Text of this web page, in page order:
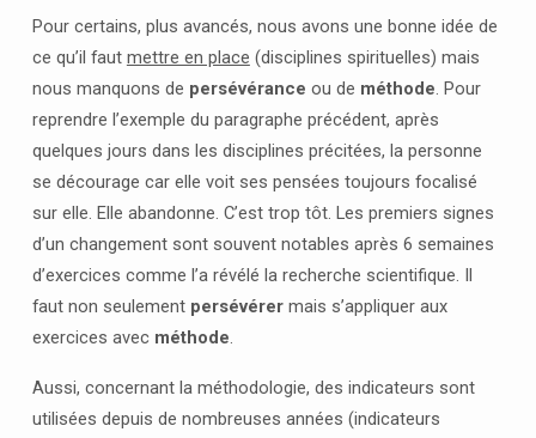
Pour certains, plus avancés, nous avons une bonne idée de
ce qu’il faut mettre en place (disciplines spirituelles) mais
nous manquons de persévérance ou de méthode. Pour
reprendre l’exemple du paragraphe précédent, après
quelques jours dans les disciplines précitées, la personne
se décourage car elle voit ses pensées toujours focalisé
sur elle. Elle abandonne. C’est trop tôt. Les premiers signes
d’un changement sont souvent notables après 6 semaines
d’exercices comme l’a révélé la recherche scientifique. Il
faut non seulement persévérermais s’appliquer aux
exercices avec méthode.
Aussi, concernant la méthodologie, des indicateurs sont
utilisées depuis de nombreuses années (indicateurs